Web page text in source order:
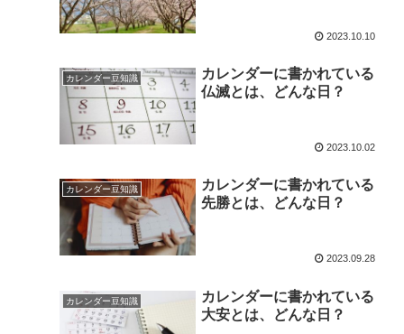
2023.10.10
カレンダー豆知識
カレンダーに書かれている
仏滅とは、どんな日？
2023.10.02
カレンダー豆知識
カレンダーに書かれている
先勝とは、どんな日？
2023.09.28
カレンダー豆知識
カレンダーに書かれている
大安とは、どんな日？